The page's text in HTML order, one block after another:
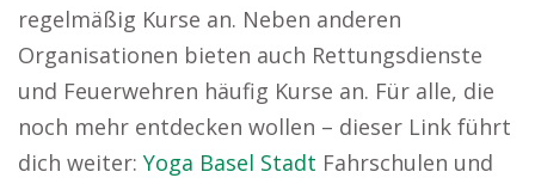
regelmäßig Kurse an. Neben anderen
Organisationen bieten auch Rettungsdienste
und Feuerwehren häufig Kurse an. Für alle, die
noch mehr entdecken wollen – dieser Link führt
dich weiter: Yoga Basel Stadt Fahrschulen und